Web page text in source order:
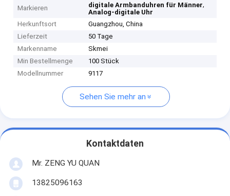
Markieren digitale Armbanduhren für Männer,
Analog-digitale Uhr
Herkunftsort
Guangzhou, China
Lieferzeit
50 Tage
Markenname
Skmei
Min Bestellmenge
100 Stück
Modellnummer
9117
Sehen Sie mehr an
Kontaktdaten
Mr. ZENG YU QUAN
13825096163